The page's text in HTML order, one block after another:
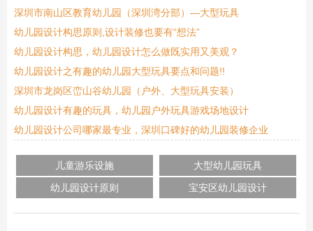
深圳市南山区教育幼儿园（深圳湾分部）—大型玩具
幼儿园设计构思原则,设计装修也要有“想法”
幼儿园设计构思，幼儿园设计怎么做既实用又美观？
幼儿园设计之有趣的幼儿园大型玩具要点和问题!!
深圳市龙岗区峦山谷幼儿园（户外、大型玩具安装）
幼儿园设计有趣的玩具，幼儿园户外玩具游戏场地设计
幼儿园设计公司哪家最专业，深圳口碑好的幼儿园装修企业
儿童游乐设施
大型幼儿园玩具
幼儿园设计原则
宝安区幼儿园设计